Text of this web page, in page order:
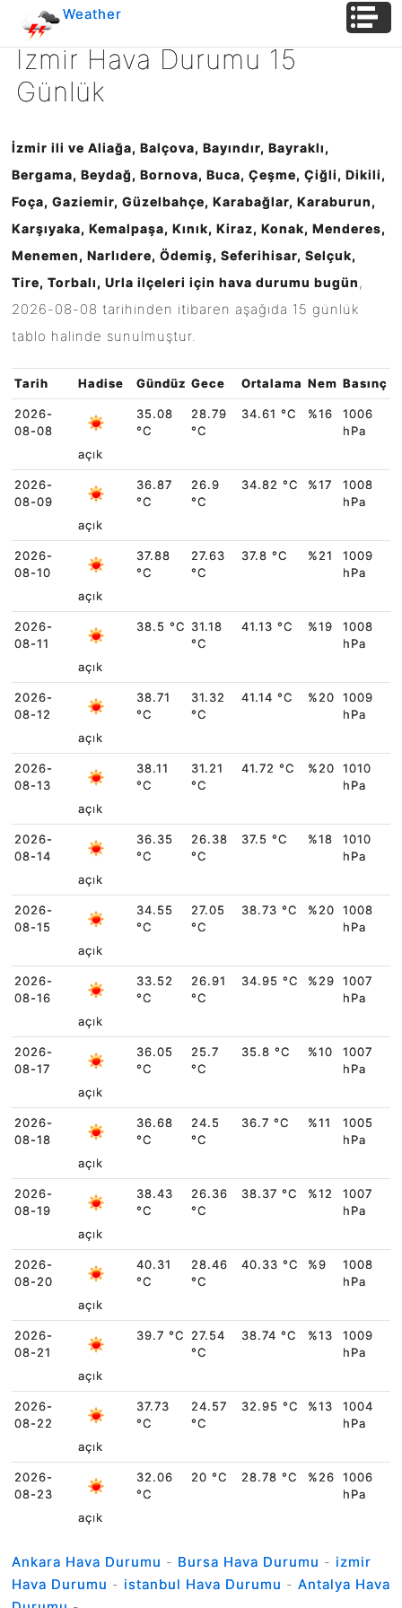
Weather
Hava
İzmir Hava Durumu 15
Günlük
İzmir ili ve Aliağa, Balçova, Bayındır, Bayraklı,
Bergama, Beydağ, Bornova, Buca, Çeşme, Çiğli, Dikili,
Foça, Gaziemir, Güzelbahçe, Karabağlar, Karaburun,
Karşıyaka, Kemalpaşa, Kınık, Kiraz, Konak, Menderes,
Menemen, Narlıdere, Ödemiş, Seferihisar, Selçuk,
Tire, Torbalı, Urla ilçeleri için hava durumu bugün,
2026-08-08 tarihinden itibaren aşağıda 15 günlük
tablo halinde sunulmuştur.
Tarih Hadise Gündüz Gece Ortalama Nem Basınç
2026-
08-08
açık
35.08
°C
28.79
°C
34.61 °C %16
1006
hPa
2026-
08-09
açık
36.87
°C
26.9
°C
34.82 °C %17
1008
hPa
2026-
08-10
açık
37.88
°C
27.63
°C
37.8 °C %21
1009
hPa
2026-
08-11
açık
38.5 °C 31.18
°C
41.13 °C %19
1008
hPa
2026-
08-12
açık
38.71
°C
31.32
°C
41.14 °C %20
1009
hPa
2026-
08-13
açık
38.11
°C
31.21
°C
41.72 °C %20
1010
hPa
2026-
08-14
açık
36.35
°C
26.38
°C
37.5 °C %18
1010
hPa
2026-
08-15
açık
34.55
°C
27.05
°C
38.73 °C %20
1008
hPa
2026-
08-16
açık
33.52
°C
26.91
°C
34.95 °C %29
1007
hPa
2026-
08-17
açık
36.05
°C
25.7
°C
35.8 °C %10
1007
hPa
2026-
08-18
açık
36.68
°C
24.5
°C
36.7 °C %11
1005
hPa
2026-
08-19
açık
38.43
°C
26.36
°C
38.37 °C %12
1007
hPa
2026-
08-20
açık
40.31
°C
28.46
°C
40.33 °C %9
1008
hPa
2026-
08-21
açık
39.7 °C
27.54
°C
38.74 °C %13
1009
hPa
2026-
08-22
açık
37.73
°C
24.57
°C
32.95 °C %13
1004
hPa
2026-
08-23
açık
32.06
°C
20 °C 28.78 °C %26
1006
hPa
Ankara Hava Durumu - Bursa Hava Durumu - izmir
Hava Durumu - istanbul Hava Durumu - Antalya Hava